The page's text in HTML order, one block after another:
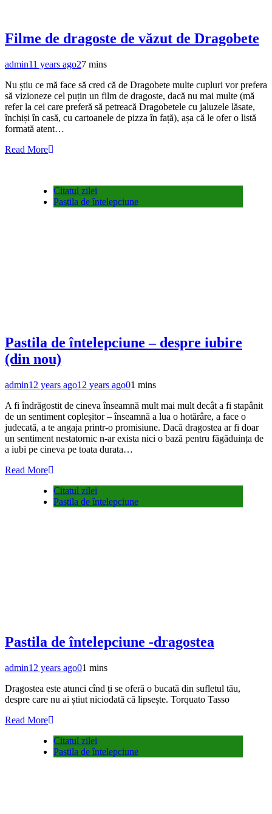
Filme de dragoste de văzut de Dragobete
admin11 years ago27 mins
Nu știu ce mă face să cred că de Dragobete multe cupluri vor prefera
să vizioneze cel puțin un film de dragoste, dacă nu mai multe (mă
refer la cei care preferă să petreacă Dragobetele cu jaluzele lăsate,
închiși în casă, cu cartoanele de pizza în față), așa că le ofer o listă
formată atent…
Read More
Citatul zilei
Pastila de întelepciune
Pastila de întelepciune – despre iubire
(din nou)
admin12 years ago12 years ago01 mins
A fi îndrăgostit de cineva înseamnă mult mai mult decât a fi stapânit
de un sentiment copleșitor – înseamnă a lua o hotărâre, a face o
judecată, a te angaja printr-o promisiune. Dacă dragostea ar fi doar
un sentiment nestatornic n-ar exista nici o bază pentru făgăduința de
a iubi pe cineva pe toata durata…
Read More
Citatul zilei
Pastila de întelepciune
Pastila de întelepciune -dragostea
admin12 years ago01 mins
Dragostea este atunci cînd ți se oferă o bucată din sufletul tău,
despre care nu ai știut niciodată că lipsește. Torquato Tasso
Read More
Citatul zilei
Pastila de întelepciune